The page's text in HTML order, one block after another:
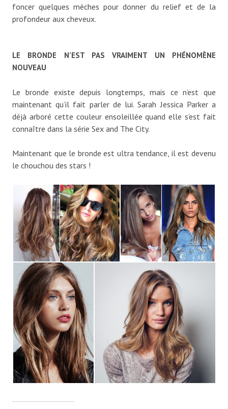
foncer quelques mèches pour donner du relief et de la
profondeur aux cheveux.
LE BRONDE N’EST PAS VRAIMENT UN PHÉNOMÈNE
NOUVEAU
Le bronde existe depuis longtemps, mais ce n’est que
maintenant qu’il fait parler de lui. Sarah Jessica Parker a
déjà arboré cette couleur ensoleillée quand elle s’est fait
connaître dans la série Sex and The City.
Maintenant que le bronde est ultra tendance, il est devenu
le chouchou des stars !